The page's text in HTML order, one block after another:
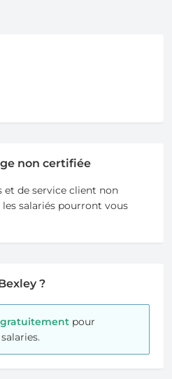
non certifiée
et de service client non
les salariés pourront vous
?
gratuitementpour